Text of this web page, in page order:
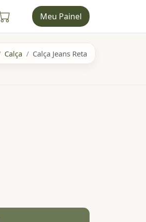
Meu Painel
Calça Calça Jeans Reta